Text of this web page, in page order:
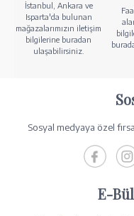
İstanbul, Ankara ve
Isparta'da bulunan
mağazalarımızın iletişim
bilgilerine buradan
ulaşabilirsiniz.
Sosyal medyaya özel
E-